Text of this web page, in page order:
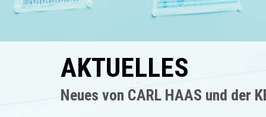
AKTUELLES
Neues von CARL HAAS und der